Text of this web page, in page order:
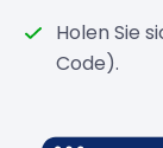
Holen Sie
Code).